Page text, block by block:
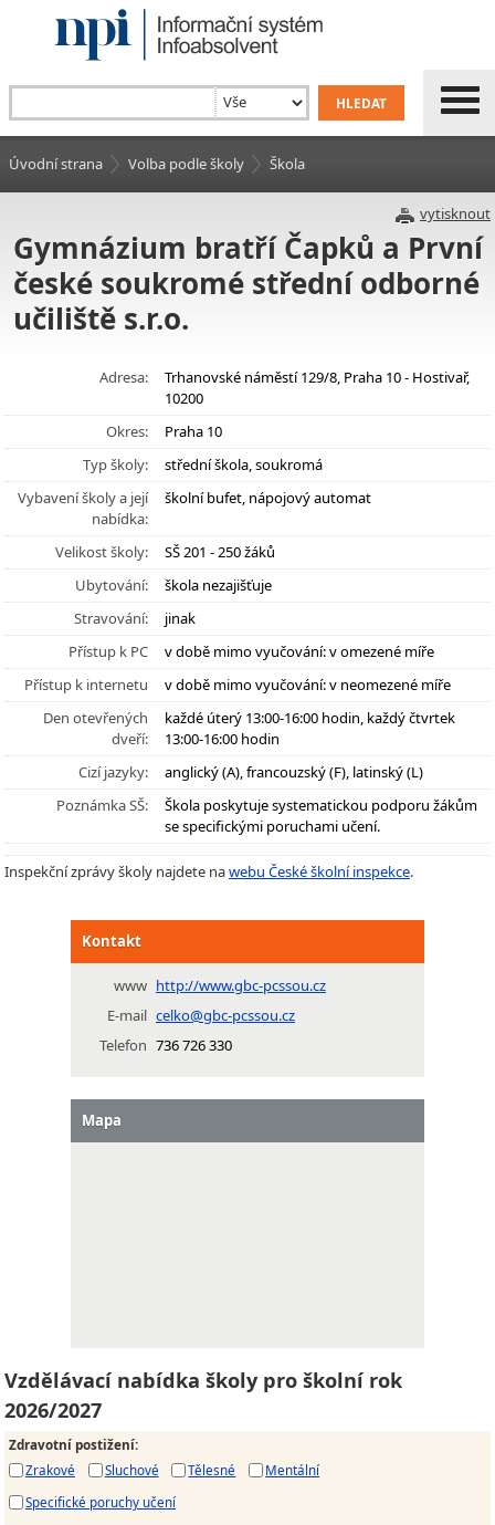
Úvodní strana Volba podle školy Škola
vytisknout
Gymnázium bratří Čapků a První
české soukromé střední odborné
učiliště s.r.o.
Adresa:
Trhanovské náměstí 129/8, Praha 10 - Hostivař,
10200
Okres:
Praha 10
Typ školy:
střední škola, soukromá
Vybavení školy a její
nabídka:
školní bufet, nápojový automat
Velikost školy:
SŠ 201 - 250 žáků
Ubytování:
škola nezajišťuje
Stravování:
jinak
Přístup k PC
v době mimo vyučování: v omezené míře
Přístup k internetu
v době mimo vyučování: v neomezené míře
Den otevřených
dveří:
každé úterý 13:00-16:00 hodin, každý čtvrtek
13:00-16:00 hodin
Cizí jazyky:
anglický (A), francouzský (F), latinský (L)
Poznámka SŠ:
Škola poskytuje systematickou podporu žákům
se specifickými poruchami učení.
Inspekční zprávy školy najdete nawebu České školní inspekce.
Kontakt
www http://www.gbc-pcssou.cz
E-mail celko@gbc-pcssou.cz
Telefon 736 726 330
Mapa
Vzdělávací nabídka školy pro školní rok
2026/2027
Zdravotní postižení:
Zrakové
Sluchové Tělesné
Mentální
Specifické poruchy učení